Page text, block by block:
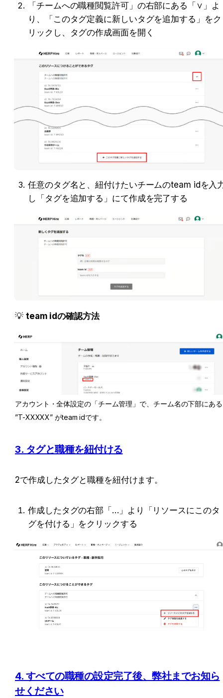
「チームへの職種閲覧許可」の右部にある「∨」よ
り、「このタグ定義に新しいタグを追加する」をク
リックし、タグの作成画面を開く
任意のタグ名と、紐付けたいチームのteam idを入
し「タグを追加する」にて作成を完了する
💡 team idの確認方法
アカウント・全体設定の「チーム管理」で、チーム名の下部にある
”T-XXXXX” がteam idです。
3. タグと職種を紐付ける
2で作成したタグと職種を紐付けます。
作成したタグの右部「…」より「リソースにこのタ
グを付ける」をクリックする
4. すべての職種の設定完了後、弊社までお知ら
せください